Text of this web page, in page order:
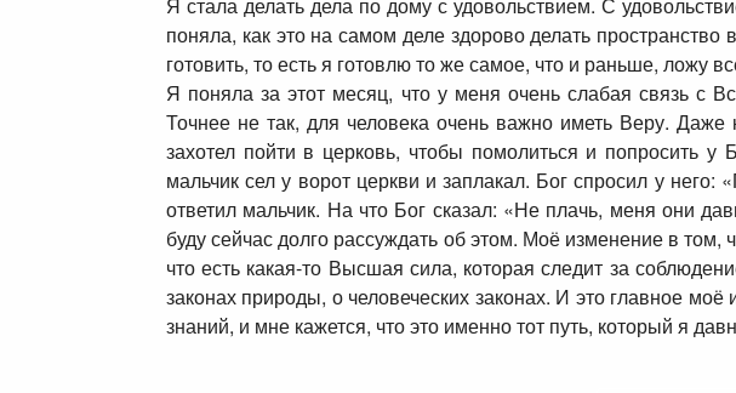
поняла, как это на самом деле здорово делать
готовить, то есть я готовлю то же самое, что и раньше, ложу
Я поняла за этот месяц, что у меня очень слабая связь
Точнее не так, для человека очень важно иметь Веру.
захотел пойти в церковь, чтобы помолиться и попросить
мальчик сел у ворот церкви и заплакал. Бог спросил у
ответил мальчик. На что Бог сказал: «Не плачь, меня они
буду сейчас долго рассуждать об этом. Моё изменение в
что есть какая-то Высшая сила, которая следит за
законах природы, о человеческих законах. И это главное
знаний, и мне кажется, что это именно тот путь, который я